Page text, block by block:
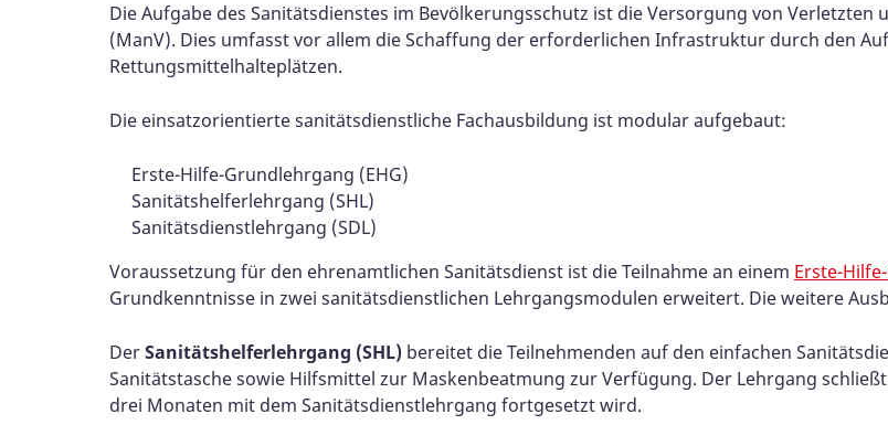
Die Aufgabe des Sanitätsdienstes im Bevölkerungsschutz ist die Versorgung von
(ManV). Dies umfasst vor allem die Schaffung der erforderlichen Infrastruktur durch den
Rettungsmittelhalteplätzen.
Die einsatzorientierte sanitätsdienstliche Fachausbildung ist modular aufgebaut:
Erste-Hilfe-Grundlehrgang (EHG)
Sanitätshelferlehrgang (SHL)
Sanitätsdienstlehrgang (SDL)
Voraussetzung für den ehrenamtlichen Sanitätsdienst ist die Teilnahme an einem Erste-
Grundkenntnisse in zwei sanitätsdienstlichen Lehrgangsmodulen erweitert. Die weitere
DerSanitätshelferlehrgang (SHL) bereitet die Teilnehmenden auf den einfachen
Sanitätstasche sowie Hilfsmittel zur Maskenbeatmung zur Verfügung. Der Lehrgang
drei Monaten mit dem Sanitätsdienstlehrgang fortgesetzt wird.